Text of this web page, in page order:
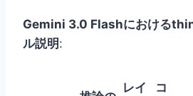
Gemini 3.0 Flashにおける
ル説明:
レイ コ